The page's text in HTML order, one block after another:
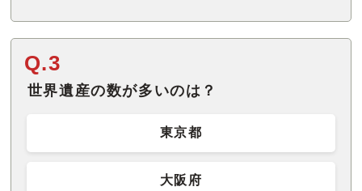
Q.3
世界遺産の数が多いのは？
東京都
大阪府